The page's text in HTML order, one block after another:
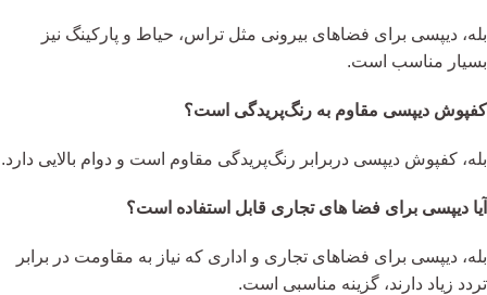
بله، دیپسی برای فضاهای بیرونی مثل تراس، حیاط و پارکینگ نیز
بسیار مناسب است.
کفپوش دیپسی مقاوم به رنگ‌پریدگی است؟
بله، کفپوش دیپسی دربرابر رنگ‌پریدگی مقاوم است و دوام بالایی دارد.
آیا دیپسی برای فضا های تجاری قابل استفاده است؟
بله، دیپسی برای فضاهای تجاری و اداری که نیاز به مقاومت در برابر
تردد زیاد دارند، گزینه مناسبی است.